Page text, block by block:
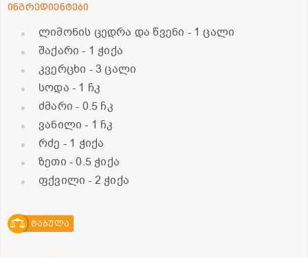
ინგრედიენტები
ლიმონის ცედრა და წვენი - 1 ცალი
შაქარი- 1 ჭიქა
კვერცხი - 3 ცალი
სოდა - 1 ჩკ
ძმარი- 0.5 ჩკ
ვანილი- 1 ჩკ
რძე - 1 ჭიქა
ზეთი - 0.5 ჭიქა
ფქვილი- 2 ჭიქა
ტაბულა